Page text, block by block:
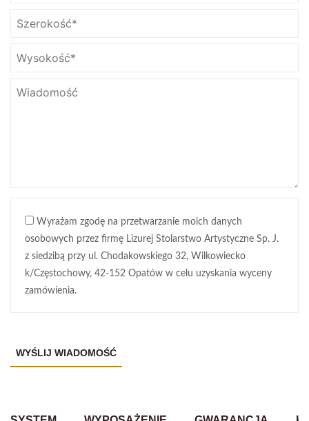
Wyrażam zgodę na przetwarzanie moich danych
osobowych przez firmę Lizurej Stolarstwo Artystyczne Sp. J.
z siedzibą przy ul. Chodakowskiego 32, Wilkowiecko
k/Częstochowy, 42-152 Opatów w celu uzyskania wyceny
zamówienia.